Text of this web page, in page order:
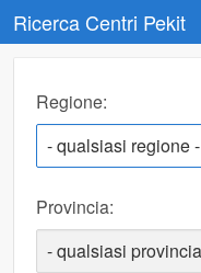
Ricerca Centri Pekit
Regione:
Provincia: